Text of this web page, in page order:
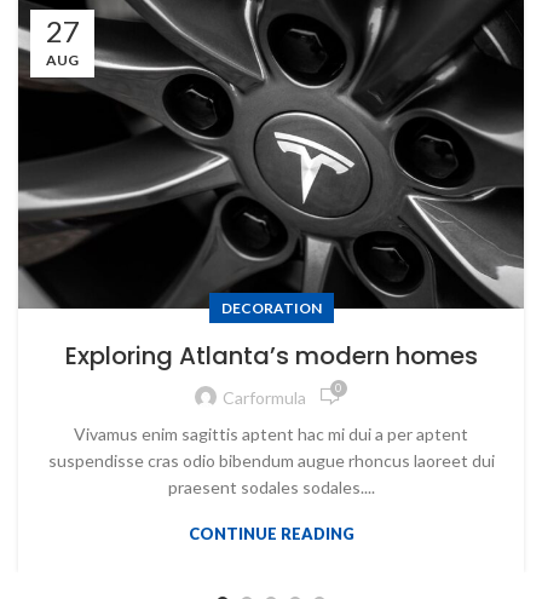
27
AUG
DECORATION
Exploring Atlanta’s modern homes
Carformula 0
Vivamus enim sagittis aptent hac mi dui a per aptent
suspendisse cras odio bibendum augue rhoncus laoreet dui
praesent sodales sodales....
CONTINUE READING